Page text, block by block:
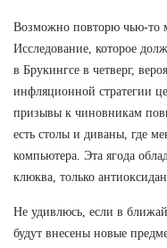
Возможно повторю чью-то
Исследование, которое
в Брукингсе в четверг,
инфляционной стратегии
призывы к чиновникам
есть столы и диваны, где
компьютера. Эта ягода
клюква, только
Не удивлюсь, если в
будут внесены новые